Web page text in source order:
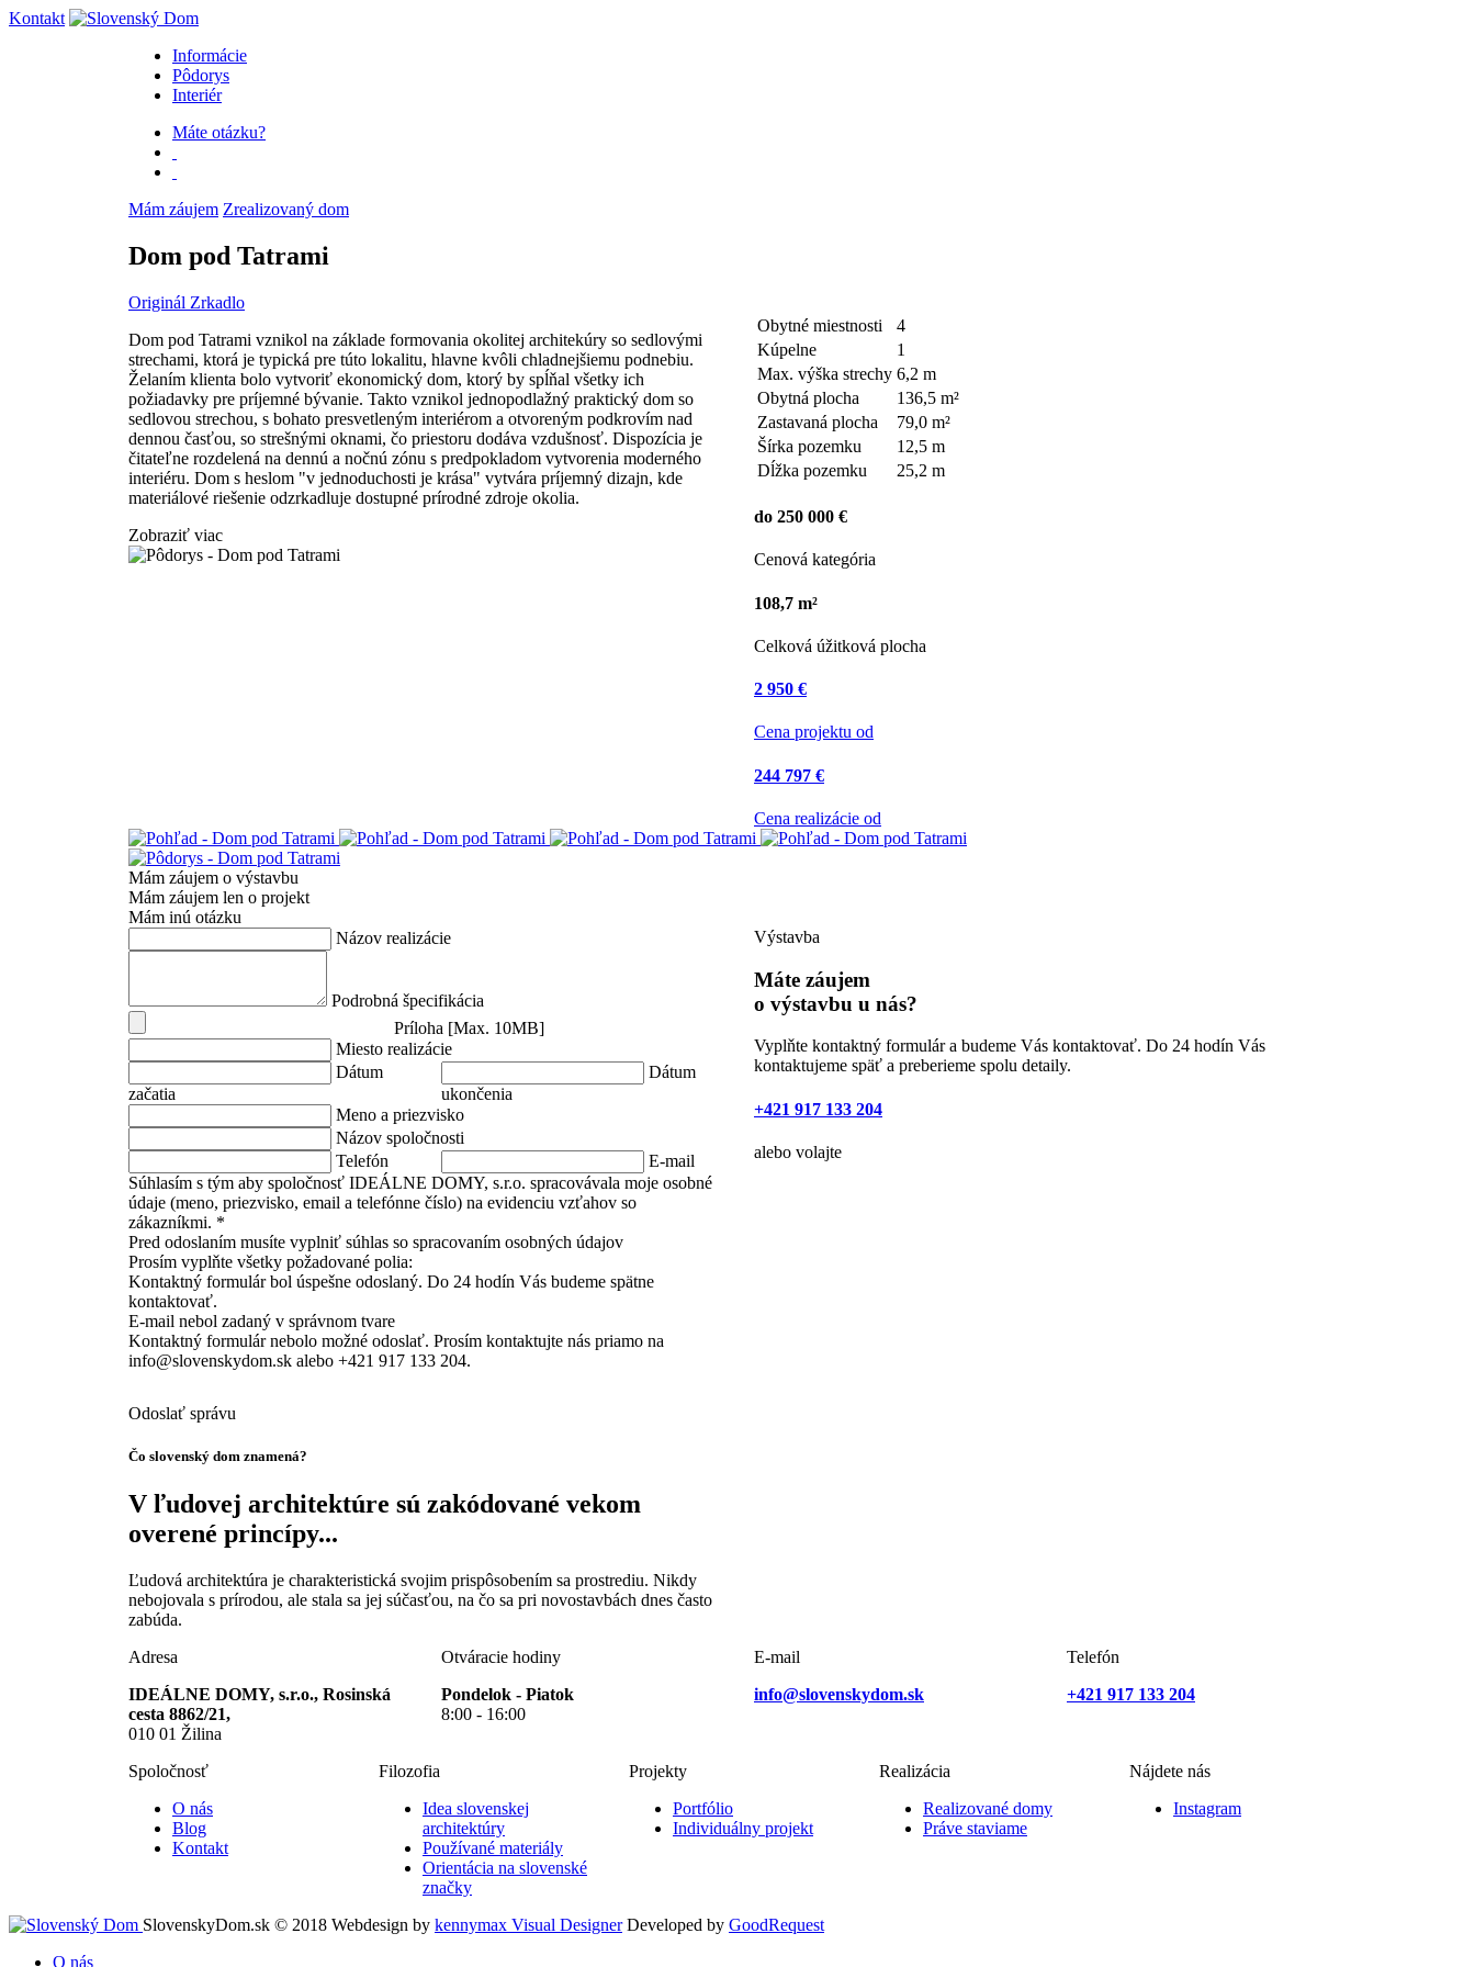
Kontakt
Informácie
Pôdorys
Interiér
Máte otázku?
Mám záujem Zrealizovaný dom
Dom pod Tatrami
Originál Zrkadlo
Dom pod Tatrami vznikol na základe formovania okolitej architekúry so sedlovými
strechami, ktorá je typická pre túto lokalitu, hlavne kvôli chladnejšiemu podnebiu.
Želaním klienta bolo vytvoriť ekonomický dom, ktorý by spĺňal všetky ich
požiadavky pre príjemné bývanie. Takto vznikol jednopodlažný praktický dom so
sedlovou strechou, s bohato presvetleným interiérom a otvoreným podkrovím nad
dennou časťou, so strešnými oknami, čo priestoru dodáva vzdušnosť. Dispozícia je
čitateľne rozdelená na dennú a nočnú zónu s predpokladom vytvorenia moderného
interiéru. Dom s heslom "v jednoduchosti je krása" vytvára príjemný dizajn, kde
materiálové riešenie odzrkadluje dostupné prírodné zdroje okolia.
Zobraziť viac
Obytné miestnosti
4
Kúpelne
1
Max. výška strechy 6,2 m
Obytná plocha
136,5 m²
Zastavaná plocha
79,0 m²
Šírka pozemku
12,5 m
Dĺžka pozemku
25,2 m
do 250 000 €
Cenová kategória
108,7 m²
Celková úžitková plocha
2 950 €
Cena projektu od
244 797 €
Cena realizácie od
Mám záujem o výstavbu
Mám záujem len o projekt
Mám inú otázku
Názov realizácie
Podrobná špecifikácia
Príloha [Max. 10MB]
Miesto realizácie
Dátum
začatia
Dátum
ukončenia
Meno a priezvisko
Názov spoločnosti
Telefón
E-mail
Súhlasím s tým aby spoločnosť IDEÁLNE DOMY, s.r.o. spracovávala moje osobné
údaje (meno, priezvisko, email a telefónne číslo) na evidenciu vzťahov so
zákazníkmi. *
Pred odoslaním musíte vyplniť súhlas so spracovaním osobných údajov
Prosím vyplňte všetky požadované polia:
Kontaktný formulár bol úspešne odoslaný. Do 24 hodín Vás budeme spätne
kontaktovať.
E-mail nebol zadaný v správnom tvare
Kontaktný formulár nebolo možné odoslať. Prosím kontaktujte nás priamo na
info@slovenskydom.sk alebo +421 917 133 204.
Odoslať správu
Výstavba
Máte záujem
o výstavbu u nás?
Vyplňte kontaktný formulár a budeme Vás kontaktovať. Do 24 hodín Vás
kontaktujeme späť a preberieme spolu detaily.
+421 917 133 204
alebo volajte
Čo slovenský dom znamená?
V ľudovej architektúre sú zakódované vekom
overené princípy...
Ľudová architektúra je charakteristická svojim prispôsobením sa prostrediu. Nikdy
nebojovala s prírodou, ale stala sa jej súčasťou, na čo sa pri novostavbách dnes často
zabúda.
Adresa
IDEÁLNE DOMY, s.r.o., Rosinská
cesta 8862/21,
010 01 Žilina
Otváracie hodiny
Pondelok - Piatok
8:00 - 16:00
E-mail
info@slovenskydom.sk
Telefón
+421 917 133 204
Spoločnosť
O nás
Blog
Kontakt
Filozofia
Idea slovenskej
architektúry
Používané materiály
Orientácia na slovenské
značky
Projekty
Portfólio
Individuálny projekt
Realizácia
Realizované domy
Práve staviame
Nájdete nás
Instagram
SlovenskyDom.sk © 2018 Webdesign by kennymax Visual Designer Developed by GoodRequest
O nás